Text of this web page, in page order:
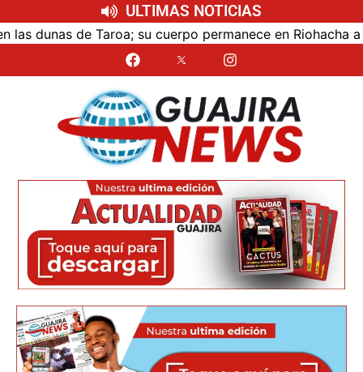
ULTIMAS NOTICIAS
de Taroa; su cuerpo permanece en Riohacha a la